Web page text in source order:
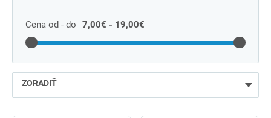
Cena od - do 7,00€ - 19,00€
ZORADIŤ